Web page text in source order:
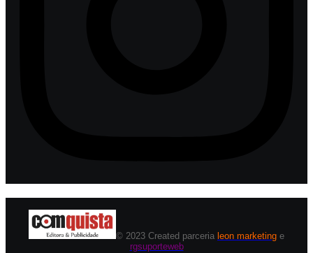
© 2023 Created parceria leon marketing e
rgsuporteweb